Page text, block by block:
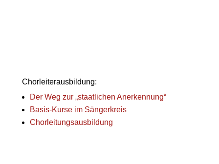
Chorleiterausbildung:
Der Weg zur „staatlichen Anerkennung“
Basis-Kurse im Sängerkreis
Chorleitungsausbildung